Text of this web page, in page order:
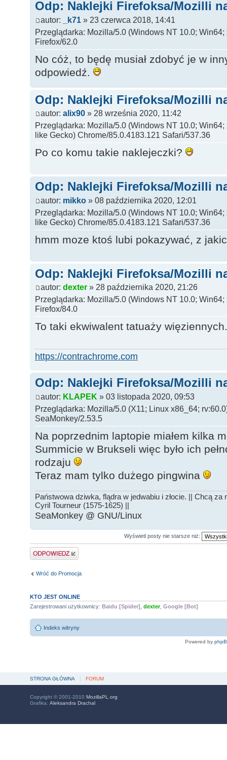
Odp: Naklejki Firefoksa/Mozilli
autor: _k71» 23 czerwca 2018, 14:41
Przeglądarka: Mozilla/5.0 (Windows NT 10.0;
Firefox/62.0
No cóż, to będę musiał zdobyć je w
odpowiedź.
Odp: Naklejki Firefoksa/Mozilli
autor: alix90» 28 września 2020, 11:42
Przeglądarka: Mozilla/5.0 (Windows NT 10.0;
like Gecko) Chrome/85.0.4183.121 Safari/537.36
Po co komu takie naklejeczki?
Odp: Naklejki Firefoksa/Mozilli
autor: mikko» 08 października 2020, 12:01
Przeglądarka: Mozilla/5.0 (Windows NT 10.0;
like Gecko) Chrome/85.0.4183.121 Safari/537.36
hmm moze ktoś lubi pokazywać, z
Odp: Naklejki Firefoksa/Mozilli
autor: dexter» 28 października 2020, 21:26
Przeglądarka: Mozilla/5.0 (Windows NT 10.0;
Firefox/84.0
To taki ekwiwalent tatuaży więziennych.
https://contrachrome.com
Odp: Naklejki Firefoksa/Mozilli
autor: KLAPEK » 03 listopada 2020, 09:53
Przeglądarka: Mozilla/5.0 (X11; Linux x86_64;
SeaMonkey/2.53.5
Na poprzednim laptopie miałem kilka
Summicie w Brukseli więc było ich
rodzaju
Teraz mam tylko dużego pingwina
Państwowa dziwka, flądra w jedwabiu i złocie. || Chcą za
Cyril Tourneur (1575-1625) ||
SeaMonkey @ GNU/Linux
Wyświetl posty nie starsze niż:
Odpowiedz
Wróć do Promocja
KTO JEST ONLINE
Zarejestrowani użytkownicy: Baidu [Spider] dexter, Google [Bot]
Indeks witryny
Powered by
STRONA GŁÓWNA FORUM
Copyright © 2001-2010 MozillaPL.org
Grafika: Aleksandra Drachal